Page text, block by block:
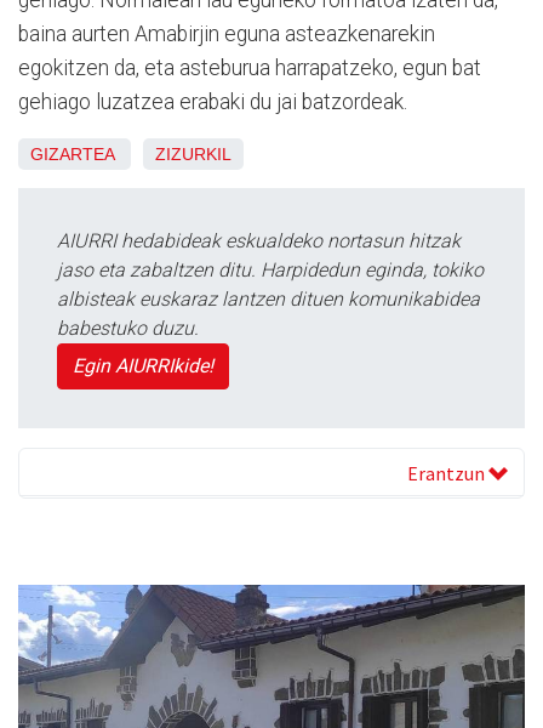
baina aurten Amabirjin eguna asteazkenarekin
egokitzen da, eta asteburua harrapatzeko, egun bat
gehiago luzatzea erabaki du jai batzordeak.
GIZARTEA ZIZURKIL
AIURRI hedabideak eskualdeko nortasun hitzak
jaso eta zabaltzen ditu. Harpidedun eginda, tokiko
albisteak euskaraz lantzen dituen komunikabidea
babestuko duzu.
Egin AIURRIkide!
Erantzun